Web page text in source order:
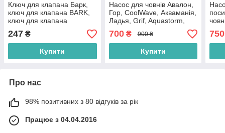
Ключ для клапана Барк,
ключ для клапана BARK,
ключ для клапана
надувних човнів Барк
247 ₴
Купити
Насос для човнів Авалон,
Гор, CoolWave, Акваманія,
Ладья, Grif, Aquastorm,
Red River під клапан
Borika з посиленою
пружиною
700₴ 900 ₴
Купити
750
Про нас
98% позитивних з 80 відгуків за рік
Працює з 04.04.2016